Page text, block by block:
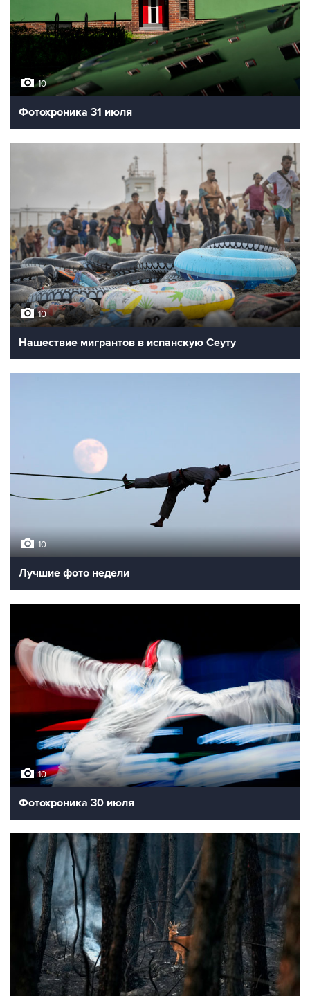
10
Фотохроника 31 июля
10
Нашествие мигрантов в испанскую Сеуту
10
Лучшие фото недели
10
Фотохроника 30 июля